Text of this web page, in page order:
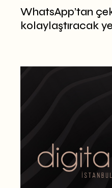
WhatsApp’tan
kolaylaştıracak